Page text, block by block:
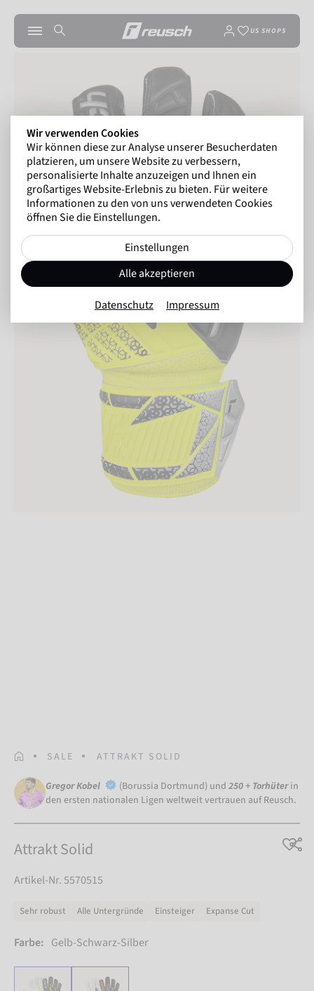
US SHOPS
STARTSEITE
SALE ATTRAKT SOLID
Gregor Kobel (Borussia Dortmund) und 250 + Torhüter in
den ersten nationalen Ligen weltweit vertrauen auf Reusch.
Attrakt Solid
Artikel-Nr. 5570515
Sehr robust Alle Untergründe Einsteiger Expanse Cut
Farbe: Gelb-Schwarz-Silber
Wir verwenden Cookies
Wir können diese zur Analyse unserer Besucherdaten
platzieren, um unsere Website zu verbessern,
personalisierte Inhalte anzuzeigen und Ihnen ein
großartiges Website-Erlebnis zu bieten. Für weitere
Informationen zu den von uns verwendeten Cookies
öffnen Sie die Einstellungen.
Einstellungen
Alle akzeptieren
Datenschutz Impressum